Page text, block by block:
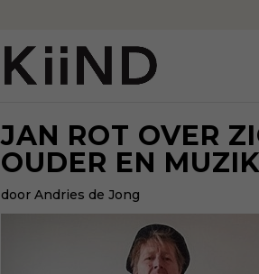
JAN ROT OVER
OUDER EN
door Andries de Jong